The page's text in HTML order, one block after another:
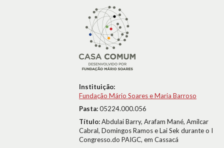
Instituição:
Fundação Mário Soares e Maria Barroso
Pasta:05224.000.056
Título:Abdulai Barry, Arafam Mané, Amílcar
Cabral, Domingos Ramos e Lai Sek durante o I
Congresso.do PAIGC, em Cassacá